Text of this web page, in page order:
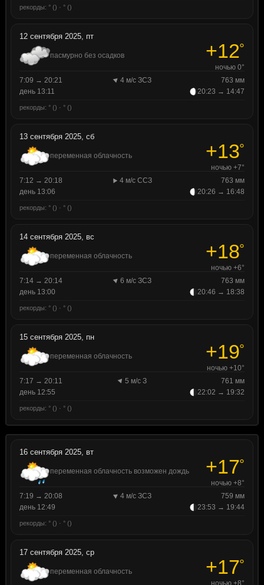
рекорды: ° () · ° ()
12 сентября 2025, пт
пасмурно без осадков +12°
ночью 0°
7:09 → 20:21
4 м/с ЗСЗ
763 мм
день 13:11
20:23 → 14:47
рекорды: ° () · ° ()
13 сентября 2025, сб
переменная облачность +13°
ночью +7°
7:12 → 20:18
4 м/с ССЗ
763 мм
день 13:06
20:26 → 16:48
рекорды: ° () · ° ()
14 сентября 2025, вс
переменная облачность +18°
ночью +6°
7:14 → 20:14
6 м/с ЗСЗ
763 мм
день 13:00
20:46 → 18:38
рекорды: ° () · ° ()
15 сентября 2025, пн
переменная облачность +19°
ночью +10°
7:17 → 20:11
5 м/с З
761 мм
день 12:55
22:02 → 19:32
рекорды: ° () · ° ()
16 сентября 2025, вт
переменная облачность возможен дождь +17°
ночью +8°
7:19 → 20:08
4 м/с ЗСЗ
759 мм
день 12:49
23:53 → 19:44
рекорды: ° () · ° ()
17 сентября 2025, ср
переменная облачность +17°